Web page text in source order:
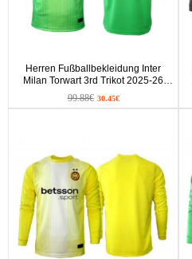
Herren Fußballbekleidung Inter
Milan Torwart 3rd Trikot 2025-26
Kurzarm
99.88€ 30.45€